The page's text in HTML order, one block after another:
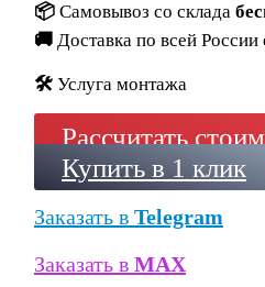
📦 Самовывоз со склада
🚚 Доставка по всей России
🛠️ Услуга монтажа
Рассчитать
Купить в 1 клик
Заказать в Telegram
Заказать в MAX